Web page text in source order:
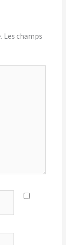
Les champs